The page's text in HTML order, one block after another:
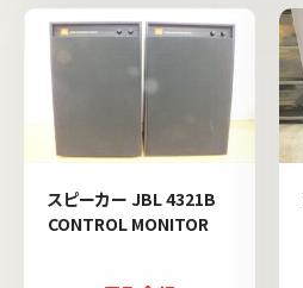
スピーカー JBL 4321B
CONTROL MONITOR